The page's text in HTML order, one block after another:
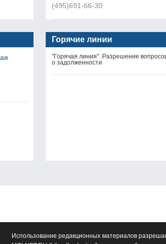
(495)691-66-30
Горячие линии
"Горячая линия". Разрешение
о задолженности
Использование редакционных материалов